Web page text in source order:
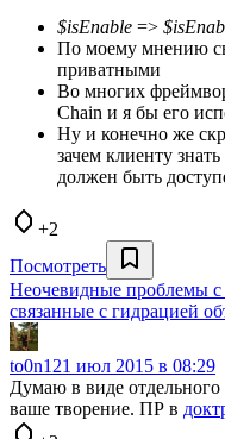
$isEnable =>
По моему мнению
приватными
Во многих
Chain и я бы его
Ну и конечно же
зачем клиенту
должен быть
+2
Посмотреть
Неочевидные проблемы с
связанные с гидрацией
to0n1 21 июл 2015 в 08:29
Думаю в виде отдельного
ваше творение. ПР в